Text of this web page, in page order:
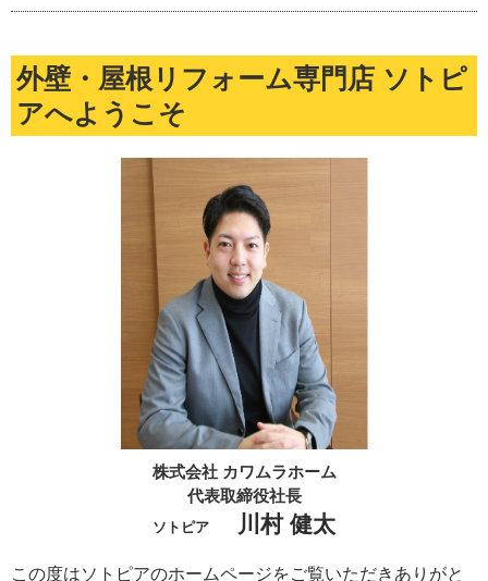
外壁・屋根リフォーム専門店 ソトピ
アへようこそ
株式会社 カワムラホーム
代表取締役社長
ソトピア 川村 健太
この度はソトピアのホームページをご覧いただきありがと